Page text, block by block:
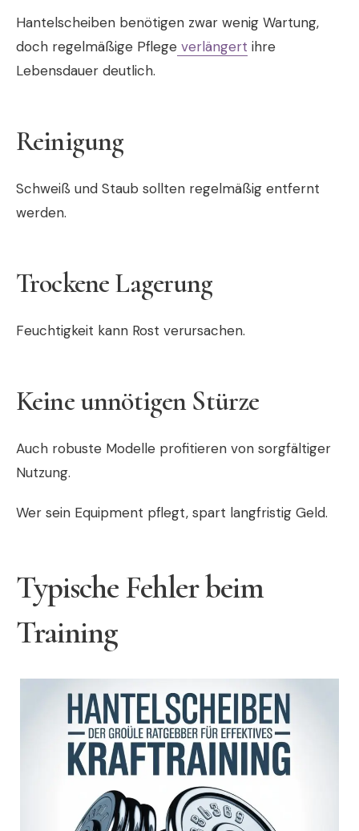
Hantelscheiben benötigen zwar wenig Wartung,
doch regelmäßige Pflege verlängert ihre
Lebensdauer deutlich.
Reinigung
Schweiß und Staub sollten regelmäßig entfernt
werden.
Trockene Lagerung
Feuchtigkeit kann Rost verursachen.
Keine unnötigen Stürze
Auch robuste Modelle profitieren von sorgfältiger
Nutzung.
Wer sein Equipment pflegt, spart langfristig Geld.
Typische Fehler beim
Training